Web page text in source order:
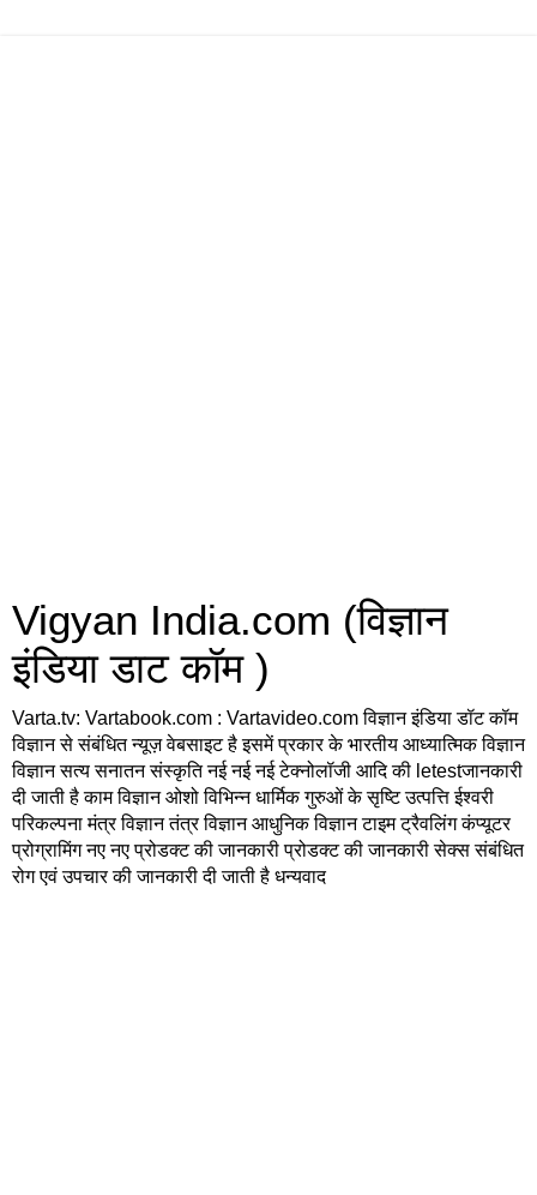
Vigyan India.com (विज्ञान
इंडिया डाट कॉम )
Varta.tv: Vartabook.com : Vartavideo.com विज्ञान इंडिया डॉट कॉम
विज्ञान से संबंधित न्यूज़ वेबसाइट है इसमें प्रकार के भारतीय आध्यात्मिक विज्ञान
विज्ञान सत्य सनातन संस्कृति नई नई नई टेक्नोलॉजी आदि की letestजानकारी
दी जाती है काम विज्ञान ओशो विभिन्न धार्मिक गुरुओं के सृष्टि उत्पत्ति ईश्वरी
परिकल्पना मंत्र विज्ञान तंत्र विज्ञान आधुनिक विज्ञान टाइम ट्रैवलिंग कंप्यूटर
प्रोग्रामिंग नए नए प्रोडक्ट की जानकारी प्रोडक्ट की जानकारी सेक्स संबंधित
रोग एवं उपचार की जानकारी दी जाती है धन्यवाद